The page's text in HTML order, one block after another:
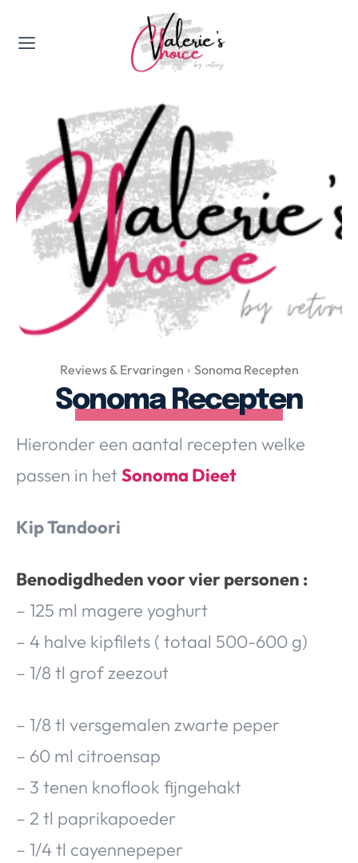
Valerie's Topics
Travel & Culture
Food & Drinks
Happyness & Opmerkelijk
Lifestyle, Sport & Duurzaamheid
Gadgets & Tech
Top 5 van Valerie
Health & Beauty
Huis & Tuin
Nieuws & Media
Over Valerie
Over Valerie
De Top 5
Contact
Reviews & Ervaringen Sonoma Recepten
Sonoma Recepten
Hieronder een aantal recepten welke
passen in hetSonoma Dieet
Kip Tandoori
Benodigdheden voor vier personen :
– 125 ml magere yoghurt
– 4 halve kipfilets ( totaal 500-600 g)
– 1/8 tl grof zeezout
– 1/8 tl versgemalen zwarte peper
– 60 ml citroensap
– 3 tenen knoflook fijngehakt
– 2 tl paprikapoeder
– 1/4 tl cayennepeper